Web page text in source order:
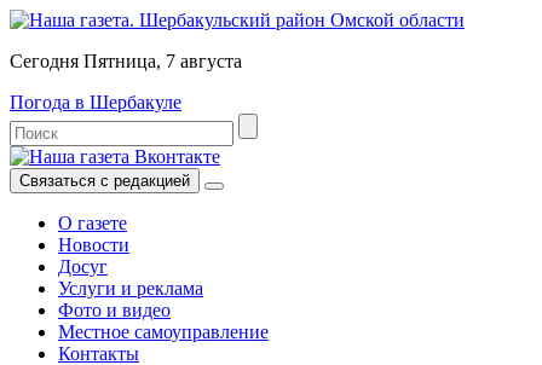
Сегодня Пятница, 7 августа
Погода в Шербакуле
Связаться с редакцией
О газете
Новости
Досуг
Услуги и реклама
Фото и видео
Местное самоуправление
Контакты